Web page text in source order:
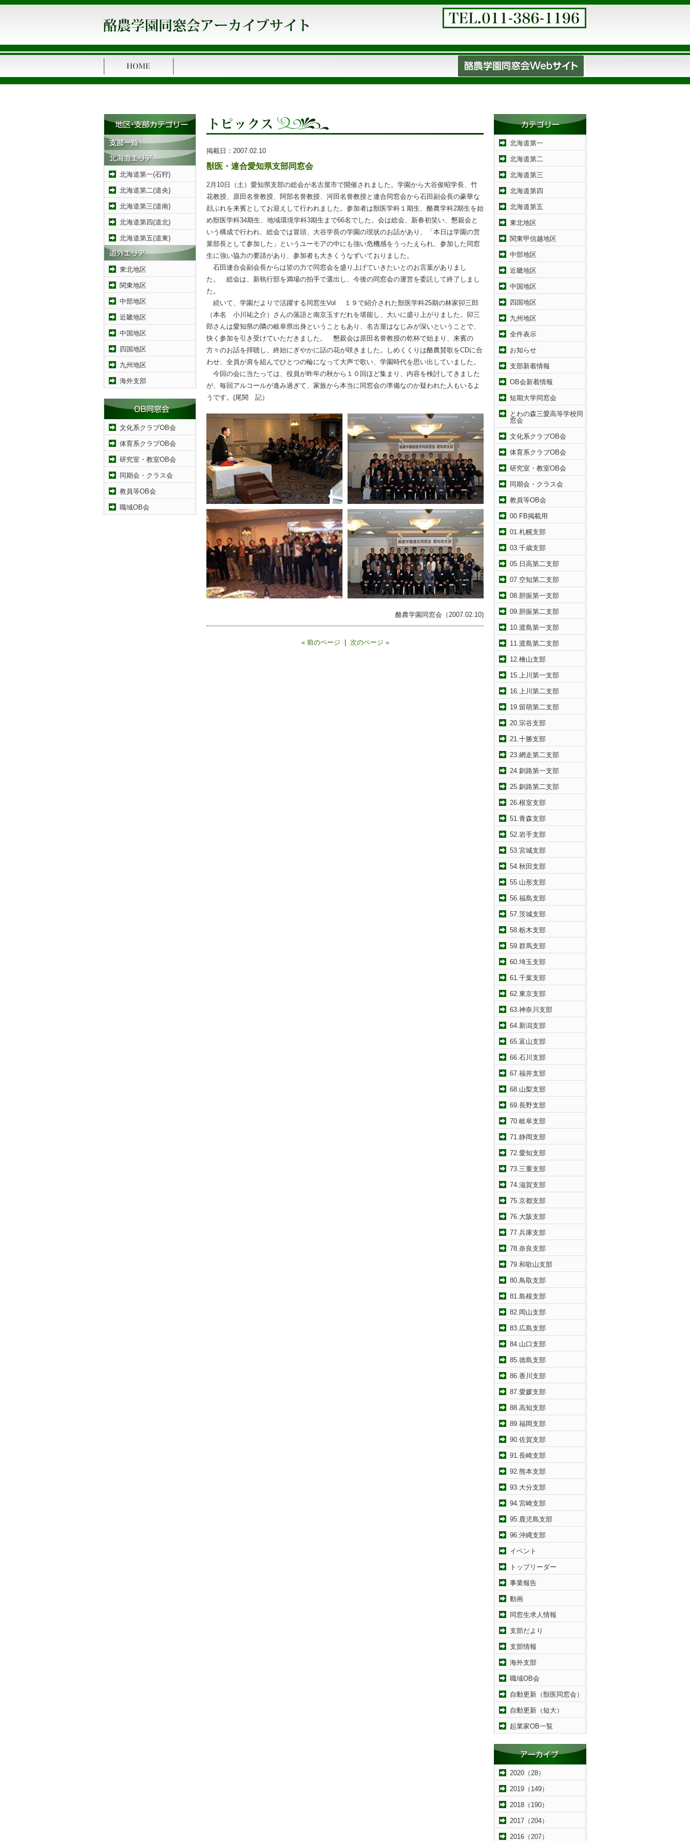
北海道第一(石狩)
北海道第二(道央)
北海道第三(道南)
北海道第四(道北)
北海道第五(道東)
東北地区
関東地区
中部地区
近畿地区
中国地区
四国地区
九州地区
海外支部
文化系クラブOB会
体育系クラブOB会
研究室・教室OB会
同期会・クラス会
教員等OB会
職域OB会
掲載日： 2007.02.10
獣医・連合愛知県支部同窓会
2月10日（土）愛知県支部の総会が名古屋市で開催されました。学園から大谷俊昭学長、竹
花教授、原田名誉教授、阿部名誉教授、河田名誉教授と連合同窓会から石田副会長の豪華な
顔ぶれを来賓としてお迎えして行われました。参加者は獣医学科１期生、酪農学科2期生を始
め獣医学科34期生、地域環境学科3期生まで66名でした。会は総会、新春初笑い、懇親会と
いう構成で行われ、総会では冒頭、大谷学長の学園の現状のお話があり、「本日は学園の営
業部長として参加した」というユーモアの中にも強い危機感をうったえられ、参加した同窓
生に強い協力の要請があり、参加者も大きくうなずいておりました。
石田連合会副会長からは皆の力で同窓会を盛り上げていきたいとのお言葉がありまし
た。 総会は、新執行部を満場の拍手で選出し、今後の同窓会の運営を委託して終了しまし
た。
続いて、学園だよりで活躍する同窓生Vol １９で紹介された獣医学科25期の林家卯三郎
（本名 小川祐之介）さんの落語と南京玉すだれを堪能し、大いに盛り上がりました。卯三
郎さんは愛知県の隣の岐阜県出身ということもあり、名古屋はなじみが深いということで、
快く参加を引き受けていただきました。 懇親会は原田名誉教授の乾杯で始まり、来賓の
方々のお話を拝聴し、終始にぎやかに話の花が咲きました。しめくくりは酪農賛歌をCDに合
わせ、全員が肩を組んでひとつの輪になって大声で歌い、学園時代を思い出していました。
今回の会に当たっては、役員が昨年の秋から１０回ほど集まり、内容を検討してきました
が、毎回アルコールが進み過ぎて、家族から本当に同窓会の準備なのか疑われた人もいるよ
うです。(尾関 記）
酪農学園同窓会（2007.02.10)
« 前のページ 次のページ »
北海道第一
北海道第二
北海道第三
北海道第四
北海道第五
東北地区
関東甲信越地区
中部地区
近畿地区
中国地区
四国地区
九州地区
全件表示
お知らせ
支部新着情報
OB会新着情報
短期大学同窓会
とわの森三愛高等学校同
窓会
文化系クラブOB会
体育系クラブOB会
研究室・教室OB会
同期会・クラス会
教員等OB会
00.FB掲載用
01.札幌支部
03.千歳支部
05.日高第二支部
07.空知第二支部
08.胆振第一支部
09.胆振第二支部
10.渡島第一支部
11.渡島第二支部
12.檜山支部
15.上川第一支部
16.上川第二支部
19.留萌第二支部
20.宗谷支部
21.十勝支部
23.網走第二支部
24.釧路第一支部
25.釧路第二支部
26.根室支部
51.青森支部
52.岩手支部
53.宮城支部
54.秋田支部
55.山形支部
56.福島支部
57.茨城支部
58.栃木支部
59.群馬支部
60.埼玉支部
61.千葉支部
62.東京支部
63.神奈川支部
64.新潟支部
65.富山支部
66.石川支部
67.福井支部
68.山梨支部
69.長野支部
70.岐阜支部
71.静岡支部
72.愛知支部
73.三重支部
74.滋賀支部
75.京都支部
76.大阪支部
77.兵庫支部
78.奈良支部
79.和歌山支部
80.鳥取支部
81.島根支部
82.岡山支部
83.広島支部
84.山口支部
85.徳島支部
86.香川支部
87.愛媛支部
88.高知支部
89.福岡支部
90.佐賀支部
91.長崎支部
92.熊本支部
93.大分支部
94.宮崎支部
95.鹿児島支部
96.沖縄支部
イベント
トップリーダー
事業報告
動画
同窓生求人情報
支部だより
支部情報
海外支部
職域OB会
自動更新（獣医同窓会）
自動更新（短大）
起業家OB一覧
2020（28）
2019（149）
2018（190）
2017（204）
2016（207）